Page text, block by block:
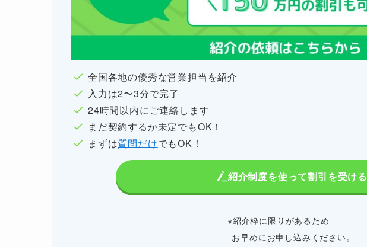
全国各地の優秀な営業担当を紹介
入力は2〜3分で完了
24時間以内にご連絡します
まだ契約するか未定でもOK！
まずは質問だけでもOK！
紹介制度を使って割引を受ける
※紹介枠に限りがあるため
お早めにお申し込みください。